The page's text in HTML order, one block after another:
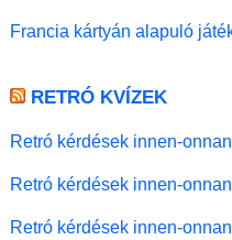
Francia kártyán alapuló
RETRÓ KVÍZEK
Retró kérdések innen-
Retró kérdések innen-
Retró kérdések innen-